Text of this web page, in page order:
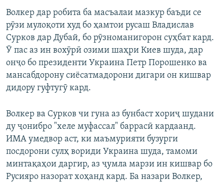
Волкер дар робита ба масъалаи мазкур баъди се
рӯзи мулоқоти худ бо ҳамтои русаш Владислав
Сурков дар Дубай, бо рӯзноманигорон суҳбат кард.
Ӯ пас аз ин вохӯрӣ озими шаҳри Киев шуда, дар
онҷо бо президенти Украина Петр Порошенко ва
мансабдорону сиёсатмадорони дигари он кишвар
дидору гуфтугӯ кард.
Волкер ва Сурков чи гуна аз бунбаст хориҷ шудани
ду ҷонибро "хеле муфассал" баррасӣ кардаанд.
ИМА умедвор аст, ки маъмурияти бузурги
посдорони сулҳ вориди Украина шуда, тамоми
минтақаҳои даргир, аз ҷумла марзи ин кишвар бо
Русияро назорат хоҳанд кард. Ба назари Волкер,